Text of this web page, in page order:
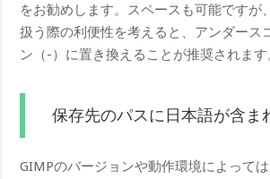
をお勧めします。スペースも可能ですが
扱う際の利便性を考えると、アンダース
ン（-）に置き換えることが推奨されます
保存先のパスに日本語が含ま
GIMPのバージョンや動作環境によって